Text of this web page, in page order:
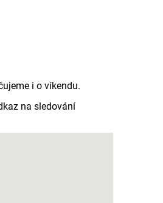
i o víkendu.
na sledování